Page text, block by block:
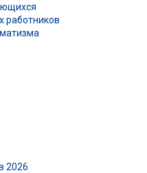
работников
2026